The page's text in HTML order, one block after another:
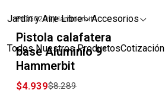
Jardín y Aire Libre Accesorios
Todos Nuestros ProductosCotización
PICG0209|Hammerbit
Pistola calafatera
base Aluminio 9''
Hammerbit
$4.939$8.289